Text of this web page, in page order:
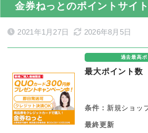
金券ねっとのポイントサイ
2021年1月27日 2026年8月5日
過去最高ポ
最大ポイント数
条件： 新規ショッ
最終更新